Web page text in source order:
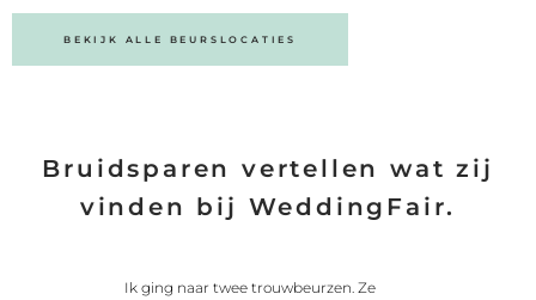
BEKIJK ALLE BEURSLOCATIES
Bruidsparen vertellen wat zij
vinden bij WeddingFair.
Ik ging naar twee trouwbeurzen. Ze